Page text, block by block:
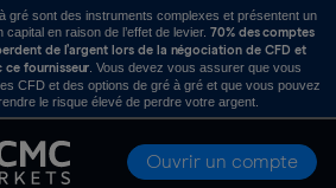
gré sont des instruments complexes et présentent un
en raison de l’effet de levier. 70% des comptes
de l’argent lors de la négociation de CFD et
ce fournisseur . Vous devez vous assurer que vous
CFD et des options de gré à gré et que vous pouvez
le risque élevé de perdre votre argent.
Ouvrir un compte